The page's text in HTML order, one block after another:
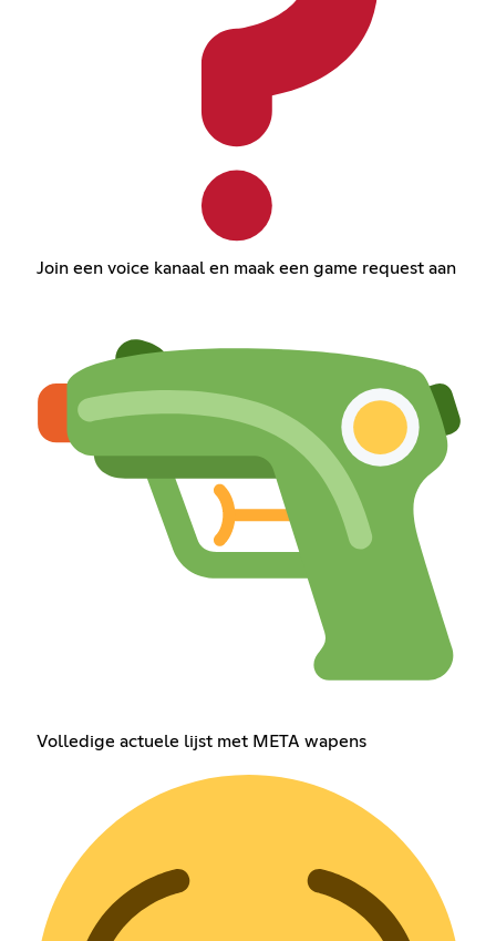
Join een voice kanaal en maak een game request aan
Volledige actuele lijst met META wapens